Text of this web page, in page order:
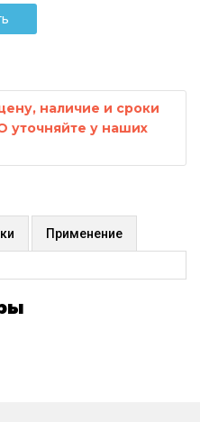
наличие и сроки
уточняйте у наших
Применение